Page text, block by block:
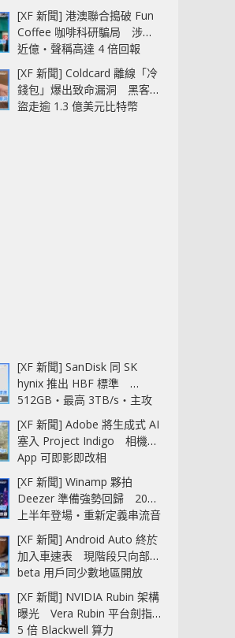
[XF 新聞] 港澳聯合搗破 Fun
Coffee 咖啡科研騙局 涉款
近億‧聲稱高達 4 倍回報
[XF 新聞] Coldcard 離線「冷
錢包」爆出致命漏洞 黑客已
盜走逾 1.3 億美元比特幣
[XF 新聞] SanDisk 同 SK
hynix 推出 HBF 標準
512GB‧最高 3TB/s‧主攻
AI 記憶體
[XF 新聞] Adobe 將生成式 AI
塞入 Project Indigo 相機
App 可即影即改相
[XF 新聞] Winamp 夥拍
Deezer 準備強勢回歸 2027
上半年登場‧重新定義串流音
樂播放器
[XF 新聞] Android Auto 終於
加入車速表 現階段只向部分
beta 用戶同少數地區開放
[XF 新聞] NVIDIA Rubin 架構
曝光 Vera Rubin 平台劍指
5 倍 Blackwell 算力